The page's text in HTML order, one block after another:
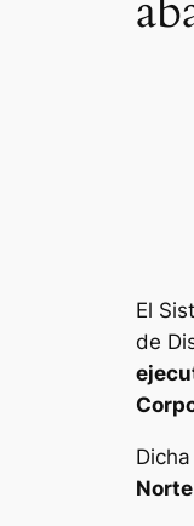
El
de
Norte